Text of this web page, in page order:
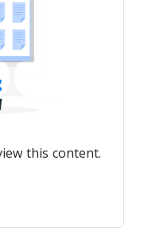
this content.